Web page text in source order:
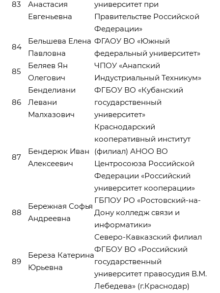
83
Анастасия
Евгеньевна
университет при
Правительстве Российской
Федерации»
84
Бельшева Елена
Павловна
ФГАОУ ВО «Южный
федеральный университет»
85
Беляев Ян
Олегович
ЧПОУ «Анапский
Индустриальный Техникум»
86
Бенделиани
Левани
Малхазович
ФГБОУ ВО «Кубанский
государственный
университет»
87
Бендерюк Иван
Алексеевич
Краснодарский
кооперативный институт
(филиал) АНОО ВО
Центросоюза Российской
Федерации «Российский
университет кооперации»
88
Бережная Софья
Андреевна
ГБПОУ РО «Ростовский-на-
Дону колледж связи и
информатики»
89
Береза Катерина
Юрьевна
Северо-Кавказский филиал
ФГБОУ ВО «Российский
государственный
университет правосудия В.М.
Лебедева» (г.Краснодар)